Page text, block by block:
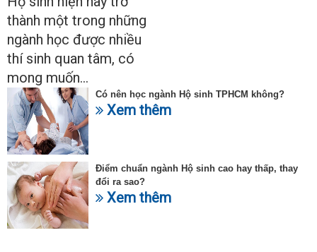
thành một trong những
ngành học được nhiều
thí sinh quan tâm, có
mong muốn...
Có nên học ngành Hộ sinh TPHCM không?
Xem thêm
Điểm chuẩn ngành Hộ sinh cao hay thấp, thay
đổi ra sao?
Xem thêm